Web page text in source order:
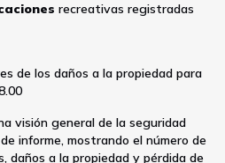
recreativas registradas
de los daños a la propiedad para
visión general de la seguridad
informe, mostrando el número de
daños a la propiedad y pérdida de